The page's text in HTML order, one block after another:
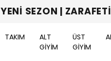
YENI SEZON |
TAKIM
ALT
GİYİM
ÜST
GİYİM